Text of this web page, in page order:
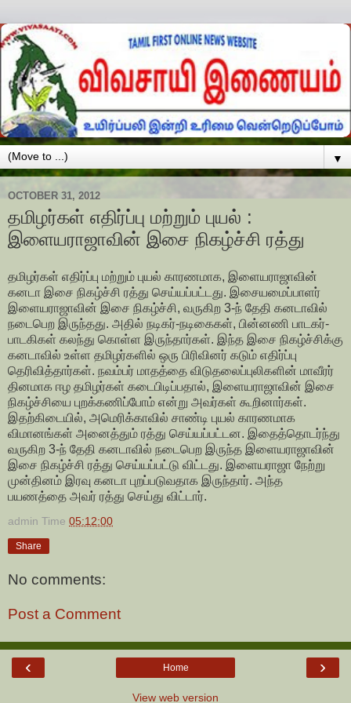
▼
OCTOBER 31, 2012
தமிழர்கள் எதிர்ப்பு மற்றும் புயல் :
இளையராஜாவின் இசை நிகழ்ச்சி ரத்து
தமிழர்கள் எதிர்ப்பு மற்றும் புயல் காரணமாக, இளையராஜாவின்
கனடா இசை நிகழ்ச்சி ரத்து செய்யப்பட்டது. இசையமைப்பாளர்
இளையராஜாவின் இசை நிகழ்ச்சி, வருகிற 3-ந் தேதி கனடாவில்
நடைபெற இருந்தது. அதில் நடிகர்-நடிகைகள், பின்னணி பாடகர்-
பாடகிகள் கலந்து கொள்ள இருந்தார்கள். இந்த இசை நிகழ்ச்சிக்கு
கனடாவில் உள்ள தமிழர்களில் ஒரு பிரிவினர் கடும் எதிர்ப்பு
தெரிவித்தார்கள். நவம்பர் மாதத்தை விடுதலைப்புலிகளின் மாவீரர்
தினமாக ஈழ தமிழர்கள் கடைபிடிப்பதால், இளையராஜாவின் இசை
நிகழ்ச்சியை புறக்கணிப்போம் என்று அவர்கள் கூறினார்கள்.
இதற்கிடையில், அமெரிக்காவில் சாண்டி புயல் காரணமாக
விமானங்கள் அனைத்தும் ரத்து செய்யப்பட்டன. இதைத்தொடர்ந்து
வருகிற 3-ந் தேதி கனடாவில் நடைபெற இருந்த இளையராஜாவின்
இசை நிகழ்ச்சி ரத்து செய்யப்பட்டு விட்டது. இளையராஜா நேற்று
முன்தினம் இரவு கனடா புறப்படுவதாக இருந்தார். அந்த
பயணத்தை அவர் ரத்து செய்து விட்டார்.
admin Time 05:12:00
Share
No comments:
Post a Comment
‹ ›
Home
View web version